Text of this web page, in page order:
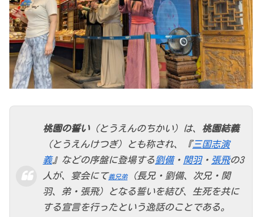
桃園の誓い（とうえんのちかい）は、 桃園結義
（とうえんけつぎ）とも称され、『三国志演
義』などの序盤に登場する劉備・ 関羽・ 張飛の3
人が、宴会にて義兄弟（長兄・劉備、次兄・関
羽、弟・張飛）となる誓いを結び、生死を共に
する宣言を行ったという逸話のことである。